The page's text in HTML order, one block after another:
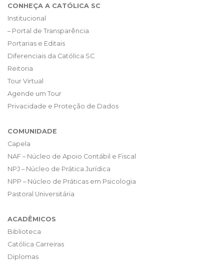
CONHEÇA A CATÓLICA SC
Institucional
– Portal de Transparência
Portarias e Editais
Diferenciais da Católica SC
Reitoria
Tour Virtual
Agende um Tour
Privacidade e Proteção de Dados
COMUNIDADE
Capela
NAF – Núcleo de Apoio Contábil e Fiscal
NPJ – Núcleo de Prática Jurídica
NPP – Núcleo de Práticas em Psicologia
Pastoral Universitária
ACADÊMICOS
Biblioteca
Católica Carreiras
Diplomas